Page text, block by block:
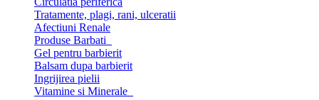
Tratamente, plagi, rani, ulceratii
Afectiuni Renale
Produse Barbati
Gel pentru barbierit
Balsam dupa barbierit
Ingrijirea pielii
Vitamine si Minerale